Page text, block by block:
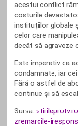
acestui conflict
costurile
instituțiilor globale
celor care
decât să agraveze
Este imperativ ca
condamnate, iar
Fără o astfel de
continue și să
Sursa:
zremarcile-